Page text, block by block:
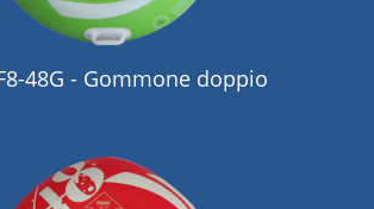
48G - Gommone doppio